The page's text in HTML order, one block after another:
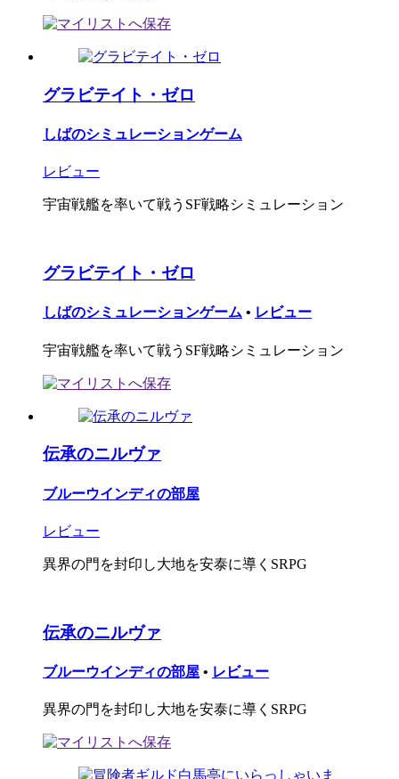
グラビテイト・ゼロ
しばのシミュレーションゲーム
レビュー
宇宙戦艦を率いて戦うSF戦略シミュレーション
グラビテイト・ゼロ
しばのシミュレーションゲーム • レビュー
宇宙戦艦を率いて戦うSF戦略シミュレーション
伝承のニルヴァ
ブルーウインディの部屋
レビュー
異界の門を封印し大地を安泰に導くSRPG
伝承のニルヴァ
ブルーウインディの部屋 • レビュー
異界の門を封印し大地を安泰に導くSRPG